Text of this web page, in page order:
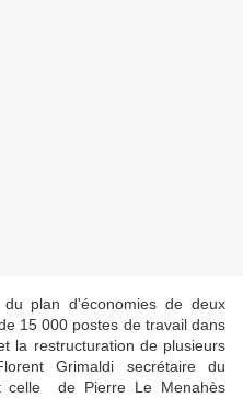
plan d'économies de deux
15 000 postes de travail dans
la restructuration de plusieurs
Grimaldi secrétaire du
celle de Pierre Le Menahès